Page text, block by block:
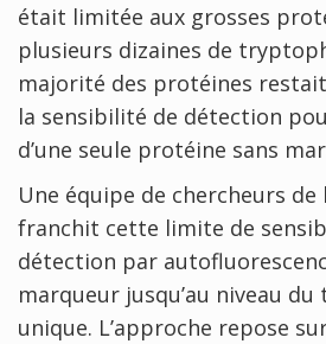
était limitée aux grosses
plusieurs dizaines de
majorité des protéines
la sensibilité de détection
d’une seule protéine sans
Une équipe de chercheurs de
franchit cette limite de
détection par
marqueur jusqu’au niveau
unique. L’approche repose